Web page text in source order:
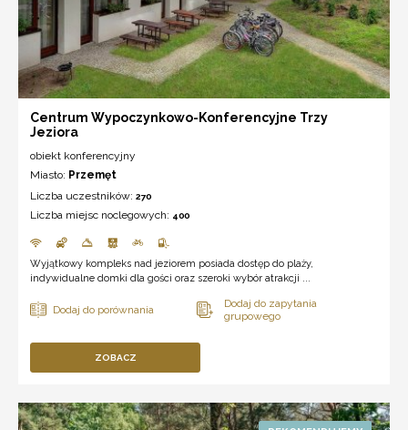
Centrum Wypoczynkowo-Konferencyjne Trzy
Jeziora
obiekt konferencyjny
Miasto: Przemęt
Liczba uczestników: 270
Liczba miejsc noclegowych: 400
Wyjątkowy kompleks nad jeziorem posiada dostęp do plaży,
indywidualne domki dla gości oraz szeroki wybór atrakcji ...
ZOBACZ